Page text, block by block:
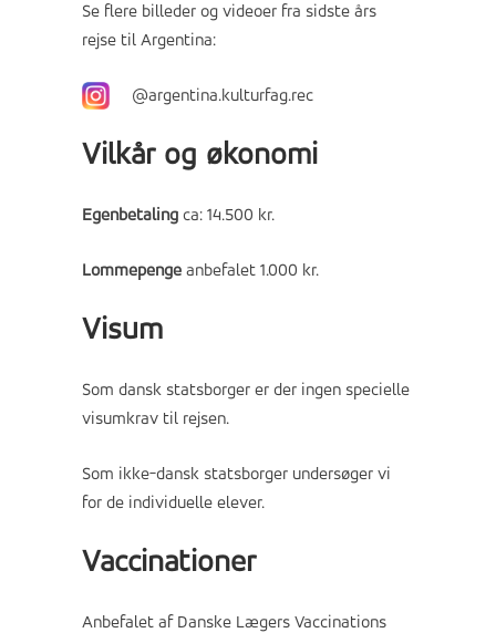
Se flere billeder og videoer fra sidste års
rejse til Argentina:
@argentina.kulturfag.rec
Vilkår og økonomi
Egenbetaling ca: 14.500 kr.
Lommepenge anbefalet 1.000 kr.
Visum
Som dansk statsborger er der ingen specielle
visumkrav til rejsen.
Som ikke-dansk statsborger undersøger vi
for de individuelle elever.
Vaccinationer
Anbefalet af Danske Lægers Vaccinations